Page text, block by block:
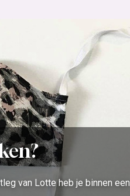
van Lotte heb je binnen een